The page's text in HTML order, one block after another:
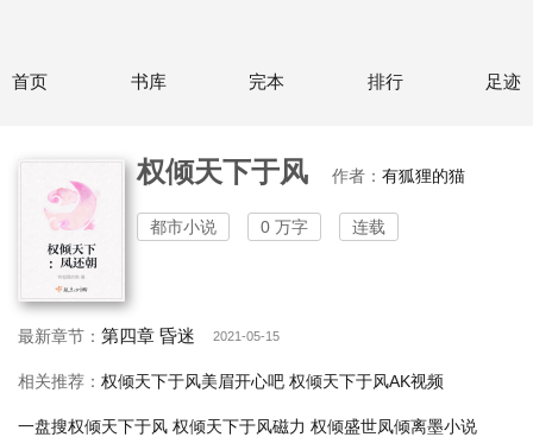
首页 书库 完本 排行 足迹
权倾天下于风 作者： 有狐狸的猫
都市小说 0 万字 连载
最新章节： 第四章 昏迷 2021-05-15
相关推荐： 权倾天下于风美眉开心吧 权倾天下于风AK视频
一盘搜权倾天下于风 权倾天下于风磁力 权倾盛世凤倾离墨小说